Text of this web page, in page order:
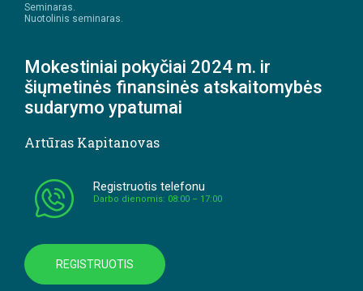
Seminaras.
Nuotolinis seminaras.
Mokestiniai pokyčiai 2024 m. ir
šiųmetinės finansinės atskaitomybės
sudarymo ypatumai
Artūras Kapitanovas
Registruotis telefonu
Darbo dienomis: 08:00 – 17:00
REGISTRUOTIS